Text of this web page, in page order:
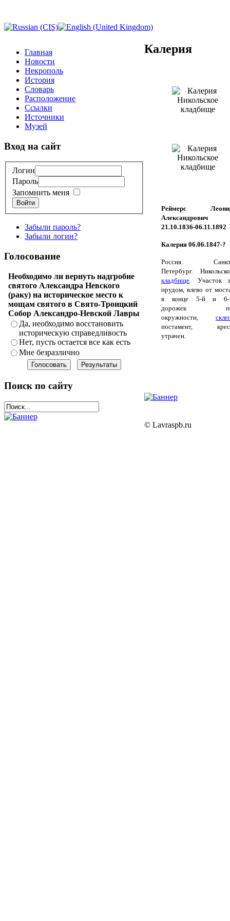
Главная
Новости
Некрополь
История
Словарь
Расположение
Ссылки
Источники
Музей
Вход на сайт
Логин
Пароль
Запомнить меня
Войти
Забыли пароль?
Забыли логин?
Голосование
Необходимо ли вернуть надгробие
святого Александра Невского
(раку) на историческое место к
мощам святого в Свято-Троицкий
Собор Александро-Невской Лавры
Да, необходимо восстановить
историческую справедливость
Нет, пусть остается все как есть
Мне безразлично
Поиск по сайту
Калерия
Реймерс
Александрович
21.10.1836-06.11.1892
Калерия 06.06.1847-?
Россия.
Петербург.
кладбище
Участок
прудом, влево от
в конце 5-й и 6-
дорожек
окружности,
постамент,
утрачен.
© Lavraspb.ru